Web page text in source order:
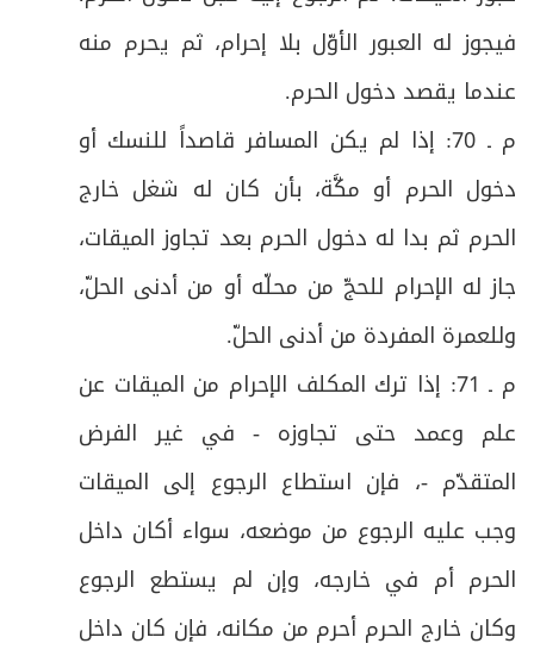
فيجوز له العبور الأوّل بلا إحرام، ثم يحرم منه
عندما يقصد دخول الحرم.
م ـ 70: إذا لم يكن المسافر قاصداً للنسك أو
دخول الحرم أو مكَّة، بأن كان له شغل خارج
الحرم ثم بدا له دخول الحرم بعد تجاوز الميقات،
جاز له الإحرام للحجّ من محلّه أو من أدنى الحلّ،
وللعمرة المفردة من أدنى الحلّ.
م ـ 71: إذا ترك المكلف الإحرام من الميقات عن
علم وعمد حتى تجاوزه - في غير الفرض
المتقدّم -، فإن استطاع الرجوع إلى الميقات
وجب عليه الرجوع من موضعه، سواء أكان داخل
الحرم أم في خارجه، وإن لم يستطع الرجوع
وكان خارج الحرم أحرم من مكانه، فإن كان داخل
ص63 المبحث السادس: في أعمال منى أيام التشريق
64 الأول: المبيت بمنى
65 فرعٌ: في آداب منى
ص66 الثاني: في رمي الجمار أيام التشريق
67 فرع: في طواف الوداع
ص68
البـاب الثـاني في باقي أنواع الحجّ والعمرة وفيه
فصلان
ص
69 الفصل الأول: في حجّ الإفراد والقران
ص
70 الفصل الثاني: في العمرة المفردة
71 خـاتمـــة وفيها خمسة مطالب